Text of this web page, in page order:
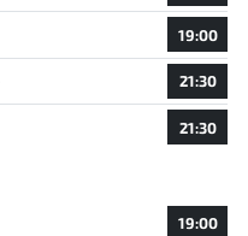
19:00
21:30
21:30
19:00